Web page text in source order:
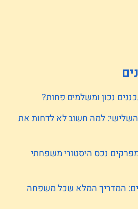
נכון ומשלמים פחות?
השלישי: למה חשוב לא לדחות את
מפרקים נכס היסטורי משפחתי
המדריך המלא שכל משפחה